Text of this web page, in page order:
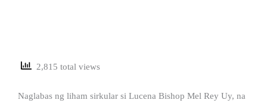
2,815 total views
Naglabas ng liham sirkular si Lucena Bishop Mel Rey Uy, na